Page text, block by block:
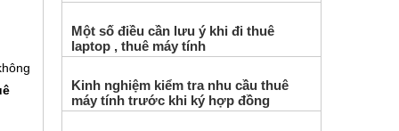
Một số điều cần lưu ý khi đi thuê
laptop , thuê máy tính
Kinh nghiệm kiểm tra nhu cầu thuê
máy tính trước khi ký hợp đồng